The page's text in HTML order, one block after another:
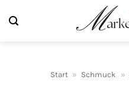
Inhalt
Start » Schmuck »